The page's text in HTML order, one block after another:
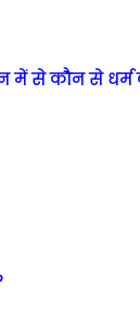
में से कौन से धर्म